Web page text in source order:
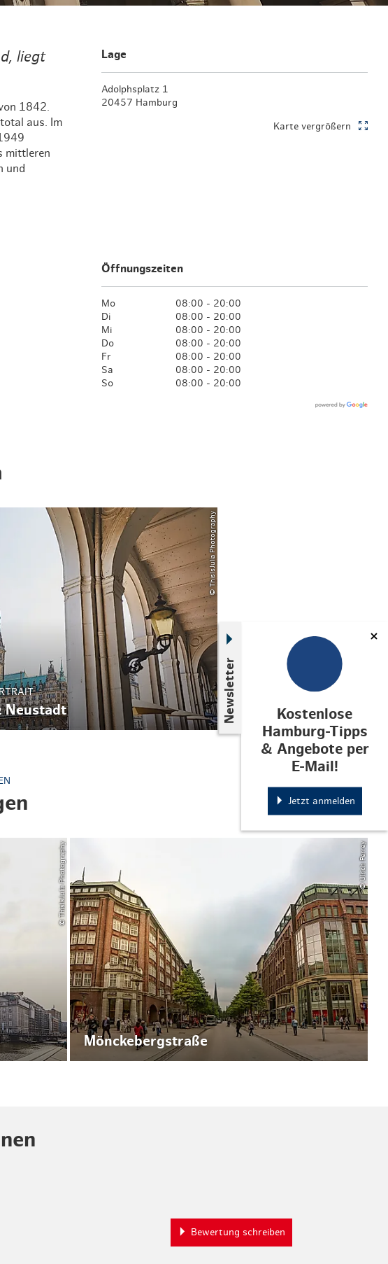
& Tina
Newsletter
Kostenlose
Hamburg-Tipps
& Angebote per
E-Mail!
Jetzt anmelden
liegt
1842.
aus. Im
mittleren
und
Lage
Adolphsplatz 1
20457 Hamburg
Karte vergrößern
Öffnungszeiten
Mo
08:00 - 20:00
Di
08:00 - 20:00
Mi
08:00 - 20:00
Do
08:00 - 20:00
Fr
08:00 - 20:00
Sa
08:00 - 20:00
So
08:00 - 20:00
© ThisIsJulia Photography
Neustadt
© ThisIsJulia Photography © Ulrich Perrey
Mönckebergstraße
Bewertung schreiben